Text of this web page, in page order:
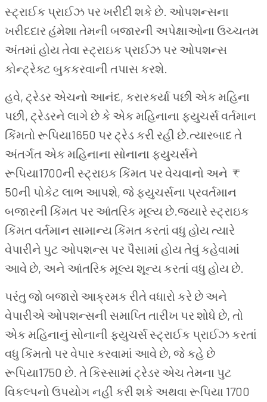
સ્ટ્રાઈક પ્રાઈઝ પર ખરીદી શકે છે. ઓપશન્સના
ખરીદદાર હંમેશા તેમની બજારની અપેક્ષાઓના ઉચ્ચતમ
અંતમાં હોય તેવા સ્ટ્રાઇક પ્રાઈઝ પર ઓપશન્સ
કોન્ટ્રેક્ટ બુકકરવાની તપાસ કરશે.
હવે, ટ્રેડર એચનો આનંદ, કરારકર્યા પછી એક મહિના
પછી, ટ્રેડરને લાગે છે કે એક મહિનાના ફ્યુચર્સ વર્તમાન
કિંમતો રૂપિયા1650 પર ટ્રેડ કરી રહી છે.ત્યારબાદ તે
અંતર્ગત એક મહિનાના સોનાના ફ્યુચર્સને
રૂપિયા1700ની સ્ટ્રાઇક કિંમત પર વેચવાનો અને ₹
50ની પોકેટ લાભ આપશે, જે ફ્યુચર્સના પ્રવર્તમાન
બજારની કિંમત પર આંતરિક મૂલ્ય છે.જ્યારે સ્ટ્રાઇક
કિંમત વર્તમાન સામાન્ય કિંમત કરતાં વધુ હોય ત્યારે
વેપારીને પુટ ઓપશન્સ પર પૈસામાં હોય તેવું કહેવામાં
આવે છે, અને આંતરિક મૂલ્ય શૂન્ય કરતાં વધુ હોય છે.
પરંતુ જો બજારો આક્રમક રીતે વધારો કરે છે અને
વેપારીએ ઓપશન્સની સમાપ્તિ તારીખ પર શોધે છે, તો
એક મહિનાનું સોનાની ફ્યુચર્સ સ્ટ્રાઈક પ્રાઈઝ કરતાં
વધુ કિંમતો પર વેપાર કરવામાં આવે છે, જે કહે છે
રૂપિયા1750 છે. તે કિસ્સામાં ટ્રેડર એચ તેમના પુટ
વિકલ્પનો ઉપયોગ નહીં કરી શકે અથવા રૂપિયા 1700